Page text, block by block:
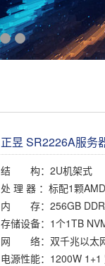
正昱 SR2226A服务
结 构：2U机架式
处 理 器 ：标配1颗
内 存：256GB
存储设备：1个1TB
网 络：双千兆以太
电源性能：1200W 1+1